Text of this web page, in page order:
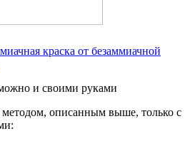
краска от безаммиачной
и своими руками
описанным выше, только с